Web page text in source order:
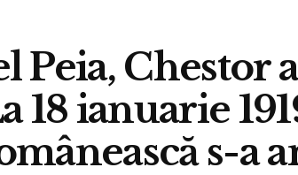
Peia, Chestor
18 ianuarie
s-a